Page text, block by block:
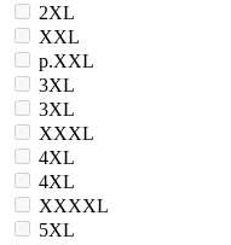
2XL
XXL
р.ХХL
3XL
3ХL
XXXL
4XL
4ХL
XXXXL
5XL